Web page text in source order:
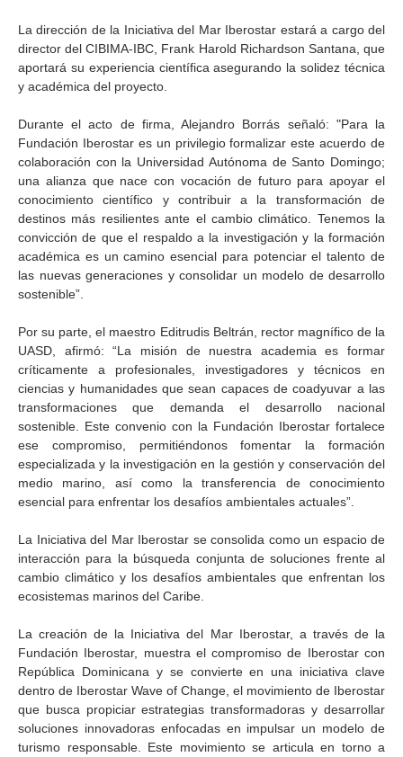
La dirección de la Iniciativa del Mar Iberostar estará a cargo del
director del CIBIMA-IBC, Frank Harold Richardson Santana, que
aportará su experiencia científica asegurando la solidez técnica
y académica del proyecto.
Durante el acto de firma, Alejandro Borrás señaló: "Para la
Fundación Iberostar es un privilegio formalizar este acuerdo de
colaboración con la Universidad Autónoma de Santo Domingo;
una alianza que nace con vocación de futuro para apoyar el
conocimiento científico y contribuir a la transformación de
destinos más resilientes ante el cambio climático. Tenemos la
convicción de que el respaldo a la investigación y la formación
académica es un camino esencial para potenciar el talento de
las nuevas generaciones y consolidar un modelo de desarrollo
sostenible”.
Por su parte, el maestro Editrudis Beltrán, rector magnífico de la
UASD, afirmó: “La misión de nuestra academia es formar
críticamente a profesionales, investigadores y técnicos en
ciencias y humanidades que sean capaces de coadyuvar a las
transformaciones que demanda el desarrollo nacional
sostenible. Este convenio con la Fundación Iberostar fortalece
ese compromiso, permitiéndonos fomentar la formación
especializada y la investigación en la gestión y conservación del
medio marino, así como la transferencia de conocimiento
esencial para enfrentar los desafíos ambientales actuales”.
La Iniciativa del Mar Iberostar se consolida como un espacio de
interacción para la búsqueda conjunta de soluciones frente al
cambio climático y los desafíos ambientales que enfrentan los
ecosistemas marinos del Caribe.
La creación de la Iniciativa del Mar Iberostar, a través de la
Fundación Iberostar, muestra el compromiso de Iberostar con
República Dominicana y se convierte en una iniciativa clave
dentro de Iberostar Wave of Change, el movimiento de Iberostar
que busca propiciar estrategias transformadoras y desarrollar
soluciones innovadoras enfocadas en impulsar un modelo de
turismo responsable. Este movimiento se articula en torno a